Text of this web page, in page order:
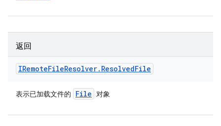
返回
IRemoteFileResolver. ResolvedFile
表示已加载文件的 File 对象